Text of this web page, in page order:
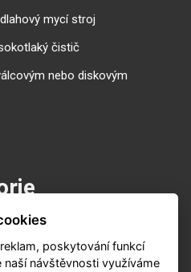
mycí stroj
čistič
nebo diskovým
poskytování funkcí
naší návštěvnosti využíváme